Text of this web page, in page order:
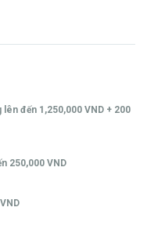
đến 1,250,000 VND + 200
250,000 VND